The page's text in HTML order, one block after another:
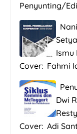
Penyunting/
Ismu
Cover: Fahmi
Dwi
Cover: Adi